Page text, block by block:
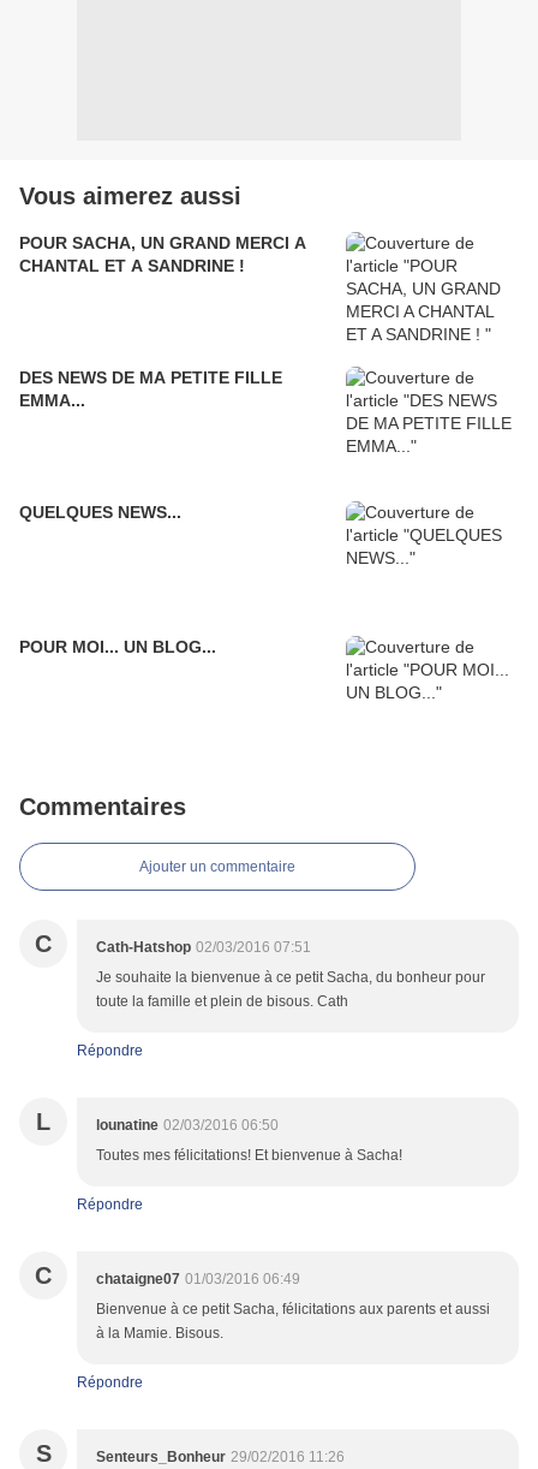
Vous aimerez aussi
POUR SACHA, UN GRAND MERCI A
CHANTAL ET A SANDRINE !
DES NEWS DE MA PETITE FILLE
EMMA...
QUELQUES NEWS...
POUR MOI... UN BLOG...
Commentaires
Ajouter un commentaire
C Cath-Hatshop 02/03/2016 07:51
Je souhaite la bienvenue à ce petit Sacha, du bonheur pour
toute la famille et plein de bisous. Cath
Répondre
L lounatine 02/03/2016 06:50
Toutes mes félicitations! Et bienvenue à Sacha!
Répondre
C chataigne07 01/03/2016 06:49
Bienvenue à ce petit Sacha, félicitations aux parents et aussi
à la Mamie. Bisous.
Répondre
S Senteurs_Bonheur 29/02/2016 11:26